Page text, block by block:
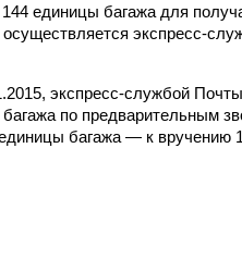
единицы багажа для
экспресс-
экспресс-службой
по предварительным
багажа — к вручению